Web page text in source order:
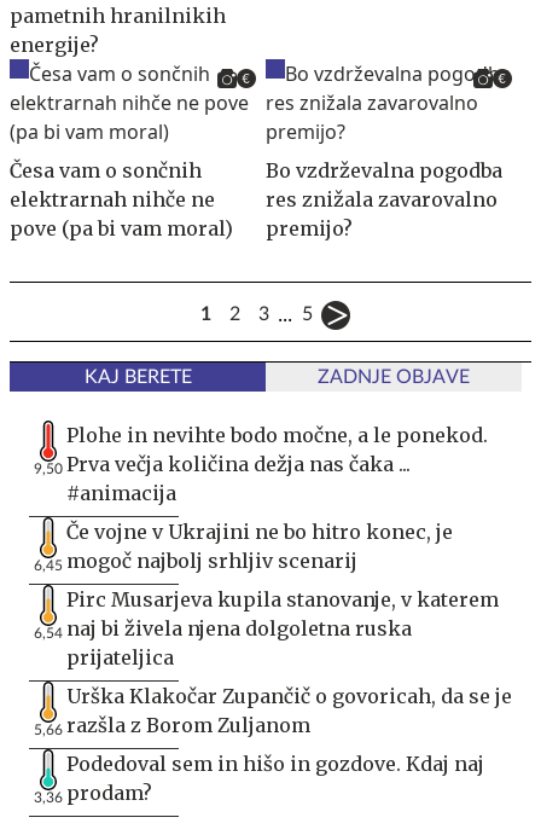
pametnih hranilnikih
energije?
Česa vam o sončnih
elektrarnah nihče ne
pove (pa bi vam moral)
Bo vzdrževalna pogodba
res znižala zavarovalno
premijo?
1 2 3 ... 5
KAJ BERETE ZADNJE OBJAVE
9,50
Plohe in nevihte bodo močne, a le ponekod.
Prva večja količina dežja nas čaka ...
#animacija
6,45
Če vojne v Ukrajini ne bo hitro konec, je
mogoč najbolj srhljiv scenarij
6,54
Pirc Musarjeva kupila stanovanje, v katerem
naj bi živela njena dolgoletna ruska
prijateljica
5,66
Urška Klakočar Zupančič o govoricah, da se je
razšla z Borom Zuljanom
3,36
Podedoval sem in hišo in gozdove. Kdaj naj
prodam?